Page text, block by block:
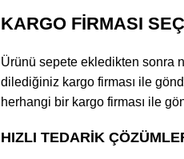
KARGO FİRMASI
Ürünü sepete ekledikten sonra
dilediğiniz kargo firması ile
herhangi bir kargo firması ile
HIZLI TEDARİK